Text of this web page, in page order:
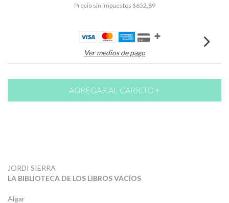
Precio sin impuestos $652,89
Ver medios de pago
JORDI SIERRA
LA BIBLIOTECA DE LOS LIBROS VACÍOS
Algar